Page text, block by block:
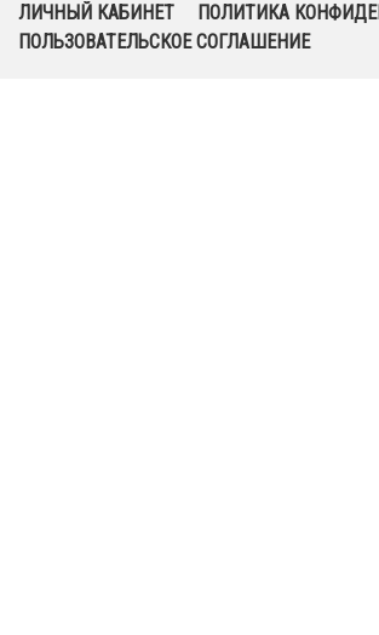
ЛИЧНЫЙ КАБИНЕТ
ПОЛИТИКА
ПОЛЬЗОВАТЕЛЬСКОЕ СОГЛАШЕНИЕ